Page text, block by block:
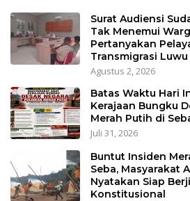
Surat Audiensi
Tak Menemui
Pertanyakan
Transmigrasi
Agustus 2, 2026
Batas Waktu Hari
Kerajaan Bungku
Merah Putih di
Juli 31, 2026
Buntut Insiden
Seba, Masyarakat
Nyatakan Siap
Konstitusional